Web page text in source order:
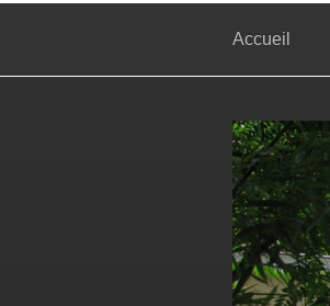
Accueil